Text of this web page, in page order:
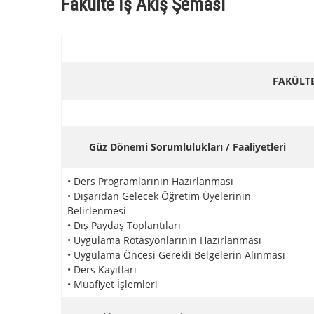
Fakülte İş Akış Şeması
Güz Dönemi Sorumlulukları / Faaliyetleri
• Ders Programlarının Hazırlanması
• Dışarıdan Gelecek Öğretim Üyelerinin
Belirlenmesi
• Dış Paydaş Toplantıları
• Uygulama Rotasyonlarının Hazırlanması
• Uygulama Öncesi Gerekli Belgelerin Alınması
• Ders Kayıtları
• Muafiyet İşlemleri